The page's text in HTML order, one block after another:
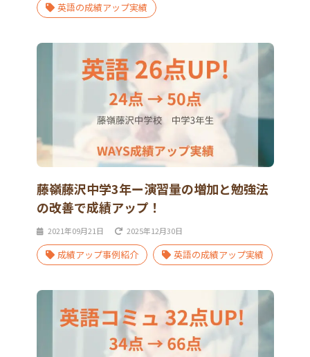
英語の成績アップ実績
藤嶺藤沢中学3年ー演習量の増加と勉強法
の改善で成績アップ！
2021年09月21日 2025年12月30日
成績アップ事例紹介 英語の成績アップ実績